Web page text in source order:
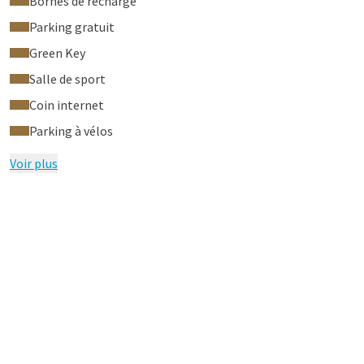
Parking gratuit
Green Key
Salle de sport
Coin internet
Parking à vélos
Voir plus